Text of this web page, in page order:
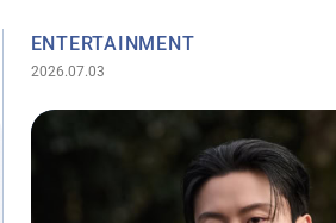
ENTERTAINMENT
2026.07.03